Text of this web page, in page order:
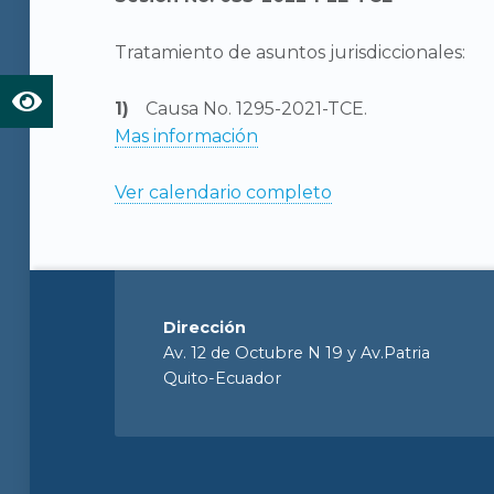
Tratamiento de asuntos jurisdiccionales:
Causa No. 1295-2021-TCE.
Mas información
Ver calendario completo
Dirección
Av. 12 de Octubre N 19 y Av.Patria
Quito-Ecuador